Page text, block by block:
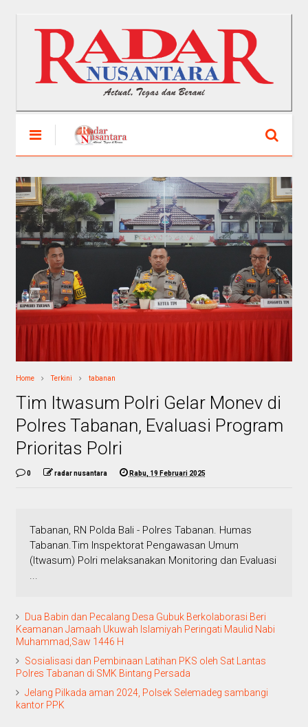
Home Terkini tabanan
Tim Itwasum Polri Gelar Monev di
Polres Tabanan, Evaluasi Program
Prioritas Polri
0 radar nusantara Rabu, 19 Februari 2025
Tabanan, RN Polda Bali - Polres Tabanan. Humas
Tabanan.Tim Inspektorat Pengawasan Umum
(Itwasum) Polri melaksanakan Monitoring dan Evaluasi
...
Dua Babin dan Pecalang Desa Gubuk Berkolaborasi Beri
Keamanan Jamaah Ukuwah Islamiyah Peringati Maulid Nabi
Muhammad,Saw 1446 H
Sosialisasi dan Pembinaan Latihan PKS oleh Sat Lantas
Polres Tabanan di SMK Bintang Persada
Jelang Pilkada aman 2024, Polsek Selemadeg sambangi
kantor PPK